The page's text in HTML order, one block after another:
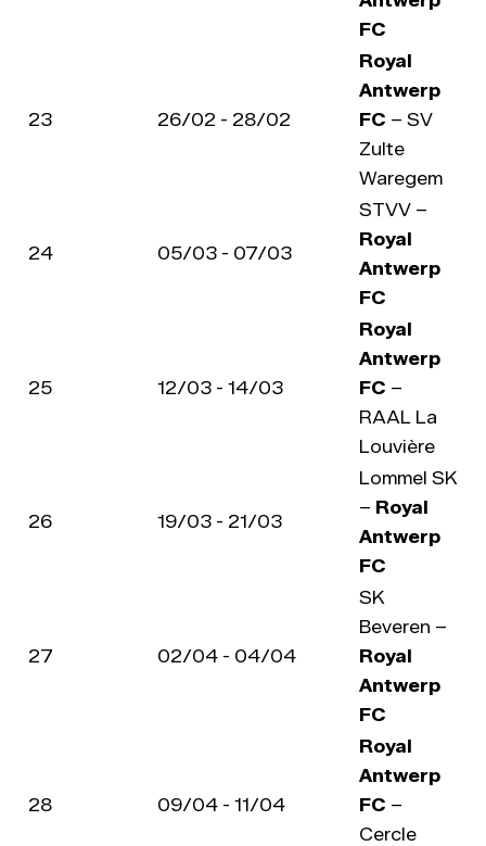
FC
23 26/02 - 28/02
Royal
Antwerp
FC – SV
Zulte
Waregem
24 05/03 - 07/03
STVV –
Royal
Antwerp
FC
25 12/03 - 14/03
Royal
Antwerp
FC –
RAAL La
Louvière
26 19/03 - 21/03
Lommel SK
– Royal
Antwerp
FC
27 02/04 - 04/04
SK
Beveren –
Royal
Antwerp
FC
28 09/04 - 11/04
Royal
Antwerp
FC –
Cercle